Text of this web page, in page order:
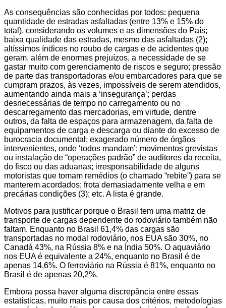
As consequências são conhecidas por todos: pequena
quantidade de estradas asfaltadas (entre 13% e 15% do
total), considerando os volumes e as dimensões do País;
baixa qualidade das estradas, mesmo das asfaltadas (2);
altíssimos índices no roubo de cargas e de acidentes que
geram, além de enormes prejuízos, a necessidade de se
gastar muito com gerenciamento de riscos e seguro; pressão
de parte das transportadoras e/ou embarcadores para que se
cumpram prazos, às vezes, impossíveis de serem atendidos,
aumentando ainda mais a ‘insegurança’; perdas
desnecessárias de tempo no carregamento ou no
descarregamento das mercadorias, em virtude, dentre
outros, da falta de espaços para armazenagem, da falta de
equipamentos de carga e descarga ou diante do excesso de
burocracia documental; exagerado número de órgãos
intervenientes, onde ‘todos mandam’; movimentos grevistas
ou instalação de “operações padrão” de auditores da receita,
do fisco ou das aduanas; irresponsabilidade de alguns
motoristas que tomam remédios (o chamado “rebite”) para se
manterem acordados; frota demasiadamente velha e em
precárias condições (3); etc. A lista é grande.
Motivos para justificar porque o Brasil tem uma matriz de
transporte de cargas dependente do rodoviário também não
faltam. Enquanto no Brasil 61,4% das cargas são
transportadas no modal rodoviário, nos EUA são 30%, no
Canadá 43%, na Rússia 8% e na Índia 50%. O aquaviário
nos EUA é equivalente a 24%, enquanto no Brasil é de
apenas 14,6%. O ferroviário na Rússia é 81%, enquanto no
Brasil é de apenas 20,2%.
Embora possa haver alguma discrepância entre essas
estatísticas, muito mais por causa dos critérios, metodologias